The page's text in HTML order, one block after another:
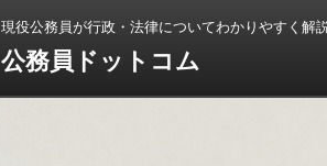
現役公務員が行政・法律についてわかりやすく解
公務員ドットコム